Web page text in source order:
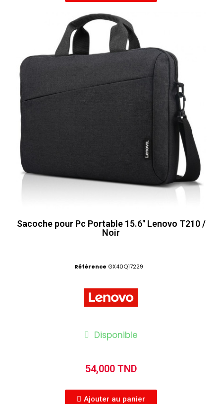
Sacoche pour Pc Portable 15.6" Lenovo T210 /
Noir
Référence GX40Q17229
Disponible
54,000 TND
Ajouter au panier